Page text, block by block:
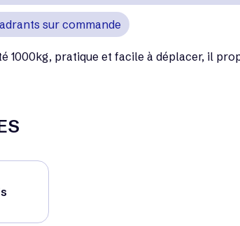
sur commande
1000kg, pratique et facile à déplacer, il